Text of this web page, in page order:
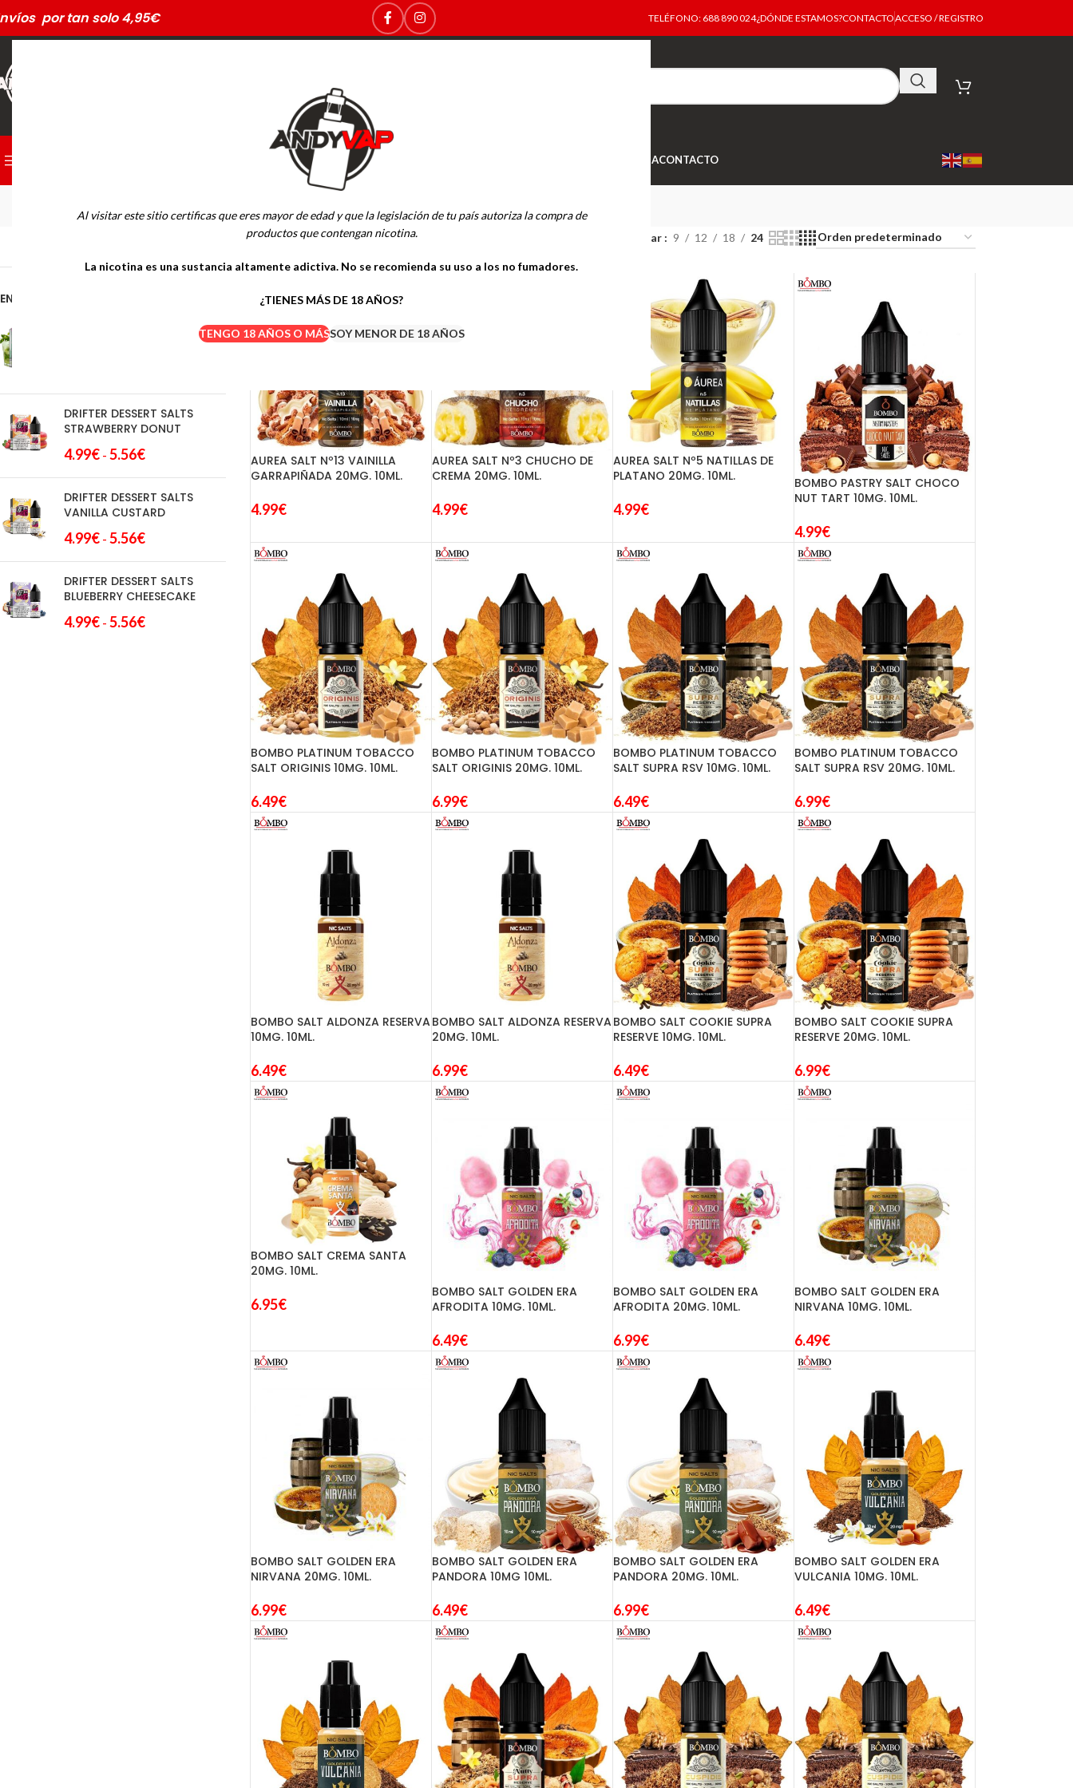
Al visitar este sitio certificas que eres mayor de edad y que la legislación de tu país autoriza la compra de
productos que contengan nicotina.
La nicotina es una sustancia altamente adictiva. No se recomienda su uso a los no fumadores.
¿TIENES MÁS DE 18 AÑOS?
TENGO 18 AÑOS O MÁSSOY MENOR DE 18 AÑOS
por tan solo 4,95€ TELÉFONO: 688 890 024¿DÓNDE ESTAMOS?CONTACTOACCESO / REGISTRO
PODS DESECHABLES
Drifter Desechables
TIENDACONTACTO
BOMBO
EN OFERTA
DRIFTER BAR SALTS MOJITO
DRIFTER DESSERT SALTS
STRAWBERRY DONUT
4.99€ - 5.56€
DRIFTER DESSERT SALTS
VANILLA CUSTARD
4.99€ - 5.56€
DRIFTER DESSERT SALTS
BLUEBERRY CHEESECAKE
4.99€ - 5.56€
Inicio SALES DE NICOTINA BOMBO Mostrar 9 12 18 24
AUREA SALT Nº13 VAINILLA
GARRAPIÑADA 20MG. 10ML.
4.99€
AUREA SALT Nº3 CHUCHO DE
CREMA 20MG. 10ML.
4.99€
AUREA SALT Nº5 NATILLAS DE
PLATANO 20MG. 10ML.
4.99€
BOMBO PASTRY SALT CHOCO
NUT TART 10MG. 10ML.
4.99€
BOMBO PLATINUM TOBACCO
SALT ORIGINIS 10MG. 10ML.
6.49€
BOMBO PLATINUM TOBACCO
SALT ORIGINIS 20MG. 10ML.
6.99€
BOMBO PLATINUM TOBACCO
SALT SUPRA RSV 10MG. 10ML.
6.49€
BOMBO PLATINUM TOBACCO
SALT SUPRA RSV 20MG. 10ML.
6.99€
BOMBO SALT ALDONZA RESERVA
10MG. 10ML.
6.49€
BOMBO SALT ALDONZA RESERVA
20MG. 10ML.
6.99€
BOMBO SALT COOKIE SUPRA
RESERVE 10MG. 10ML.
6.49€
BOMBO SALT COOKIE SUPRA
RESERVE 20MG. 10ML.
6.99€
BOMBO SALT CREMA SANTA
20MG. 10ML.
6.95€
BOMBO SALT GOLDEN ERA
AFRODITA 10MG. 10ML.
6.49€
BOMBO SALT GOLDEN ERA
AFRODITA 20MG. 10ML.
6.99€
BOMBO SALT GOLDEN ERA
NIRVANA 10MG. 10ML.
6.49€
BOMBO SALT GOLDEN ERA
NIRVANA 20MG. 10ML.
6.99€
BOMBO SALT GOLDEN ERA
PANDORA 10MG 10ML.
6.49€
BOMBO SALT GOLDEN ERA
PANDORA 20MG. 10ML.
6.99€
BOMBO SALT GOLDEN ERA
VULCANIA 10MG. 10ML.
6.49€